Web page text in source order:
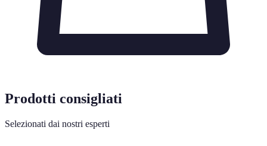
Prodotti consigliati
Selezionati dai nostri esperti